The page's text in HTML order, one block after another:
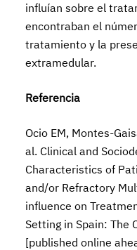
influían sobre el
encontraban el
tratamiento y la
extramedular.
Referencia
Ocio EM, Montes-
al. Clinical and
Characteristics of
and/or Refractory
influence on
Setting in Spain: The
[published online